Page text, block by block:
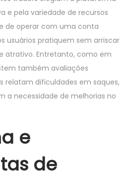
e pela variedade de recursos
de operar com uma conta
usuários pratiquem sem arriscar
atrativo. Entretanto, como em
também avaliações
relatam dificuldades em saques,
a necessidade de melhorias no
e
de